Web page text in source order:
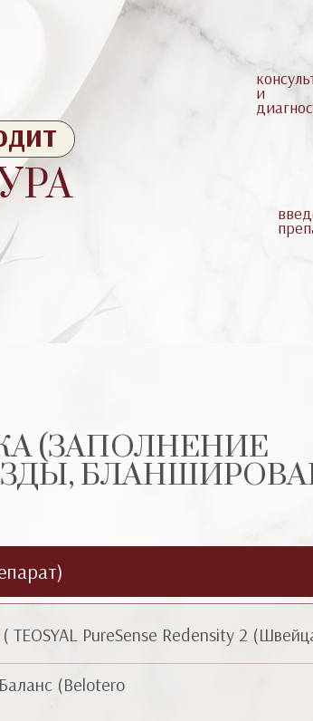
(ЗАПОЛНЕНИЕ
и
(Belotero
PureSense Redensity 2